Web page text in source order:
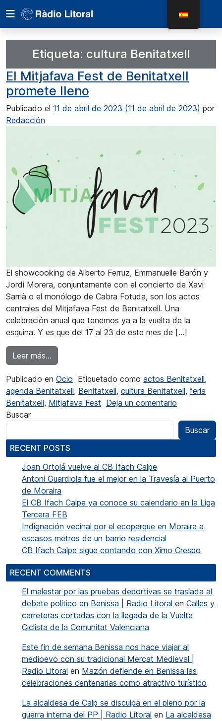
Etiqueta: cultura Benitatxell
El Mitjafava Fest de Benitatxell
promete lleno
Publicado el 11 de abril de 2023 (11 de abril de 2023) por
Redacción
El showcooking de Alberto Ferruz, Emmanuelle Barón y
Jordi Morera, conjuntamente con el concierto de Xavi
Sarrià o el monólogo de Cabra Fotuda, son los actos
centrales del Mitjafava Fest de Benitatxell. Una
celebración anual que tenemos ya a la vuelta de la
esquina. Y es que del 17 al 23 de este mes de […]
Leer más…
Publicado en Ocio Etiquetado como actos Benitatxell,
agenda Benitatxell, Benitatxell, cultura Benitatxell, feria
Benitatxell, Mitjafava Fest Deja un comentario
Buscar
Buscar
RECENT POSTS
Joan Ortolá vuelve al CB Ifach Calpe
Antoni Guardiola fue el mejor en la Travesía al Puerto
de Moraira
El CB Ifach Calpe ya conoce su calendario en la Liga
Tercera FEB
Indignación vecinal por el ecoparque en Moraira a
escasos metros de un barrio residencial
CB Ifach Calpe sigue contando con Ximo Crespo
RECENT COMMENTS
El malestar por las pruebas deportivas se traslada al
debate político en Benissa | Radio Litoral en Calles y
carreteras cortadas con la llegada de la Vuelta
Ciclista de la Comunitat Valenciana
Este fin de semana Benissa nos hace viajar al
medioevo con su tradicional Mercat Medieval |
Radio Litoral en Mazón defiende en Benissa las
celebraciones centenarias como atractivo turístico
La alcaldesa de Calp se disculpa en el pleno por la
guerra interna del PP | Radio Litoral en La alcaldesa